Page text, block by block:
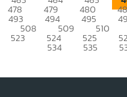
478 479 480
493 494 495
508 509 510
523 524 525
534 535